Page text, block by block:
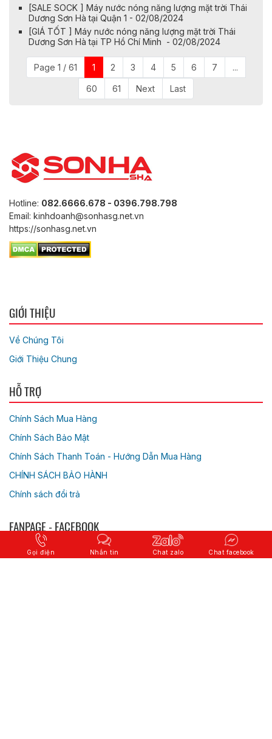
[SALE SOCK ] Máy nước nóng năng lượng mặt trời Thái
Dương Sơn Hà tại Quận 1 - 02/08/2024
[GIÁ TỐT ] Máy nước nóng năng lượng mặt trời Thái
Dương Sơn Hà tại TP Hồ Chí Minh - 02/08/2024
Page 1 / 61 1 2 3 4 5 6 7 ...
60 61 Next Last
Hotline: 082.6666.678 - 0396.798.798
Email: kinhdoanh@sonhasg.net.vn
https://sonhasg.net.vn
GIỚI THIỆU
Về Chúng Tôi
Giới Thiệu Chung
HỖ TRỢ
Chính Sách Mua Hàng
Chính Sách Bảo Mật
Chính Sách Thanh Toán - Hướng Dẫn Mua Hàng
CHÍNH SÁCH BẢO HÀNH
Chính sách đổi trả
FANPAGE - FACEBOOK
Gọi điện Nhắn tin Chat zalo Chat facebook